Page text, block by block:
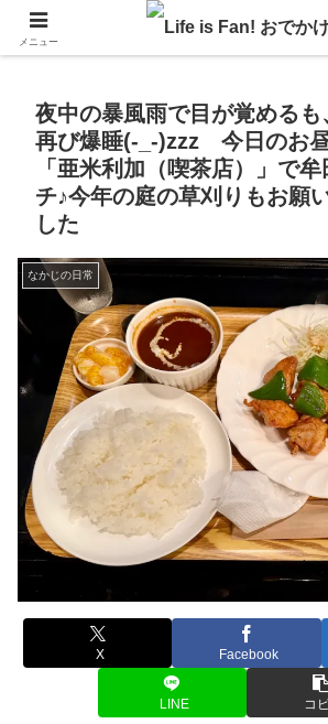
自作キャンピングカーで1年の3分の1を北海道
夜中の暴風雨で目が覚めるも
再び爆睡(-_-)zzz 今日のお昼
「亜米利加（喫茶店）」で
チ♪今年の庭の草刈りもお願
した
なかじの日常
X Facebook
LINE コ
メニュー